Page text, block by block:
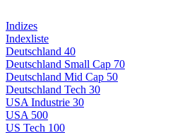
Indizes
Indexliste
Deutschland 40
Deutschland Small Cap 70
Deutschland Mid Cap 50
Deutschland Tech 30
USA Industrie 30
USA 500
US Tech 100